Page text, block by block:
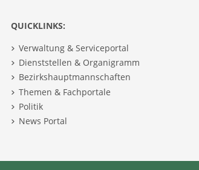
QUICKLINKS:
Verwaltung & Serviceportal
Dienststellen & Organigramm
Bezirkshauptmannschaften
Themen & Fachportale
Politik
News Portal